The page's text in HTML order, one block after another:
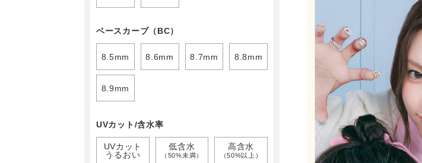
ベースカーブ（BC）
8.5mm 8.6mm 8.7mm 8.8mm
8.9mm
UVカット/含水率
UVカット
うるおい
低含水
（50%未満）
高含水
（50%以上）